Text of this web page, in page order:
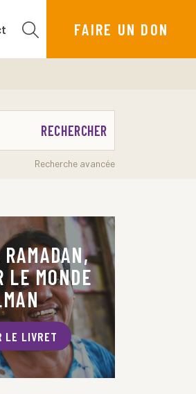
FAIRE UN DON
RECHERCHER
Recherche avancée
LE MONDE
LE LIVRET